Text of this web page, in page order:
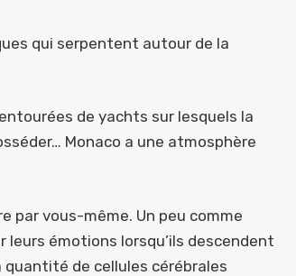
qui serpentent autour de la
de yachts sur lesquels la
Monaco a une atmosphère
par vous-même. Un peu comme
leurs émotions lorsqu’ils descendent
quantité de cellules cérébrales